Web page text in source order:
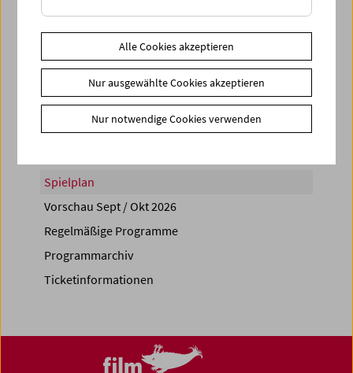
Spielplan
Vorschau Sept / Okt 2026
Regelmäßige Programme
Programmarchiv
Ticketinformationen
Alle Cookies akzeptieren
Nur ausgewählte Cookies akzeptieren
Nur notwendige Cookies verwenden